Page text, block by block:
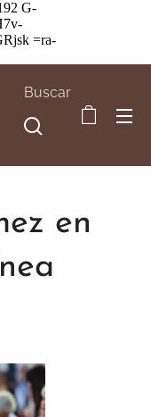
G-
=ra-
Buscar
en